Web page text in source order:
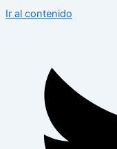
Ir al contenido